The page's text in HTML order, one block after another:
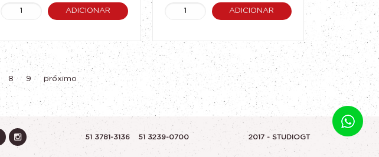
ADICIONAR ADICIONAR
8 9 próximo
51 3781-3136 51 3239-0700 2017 - STUDIOGT